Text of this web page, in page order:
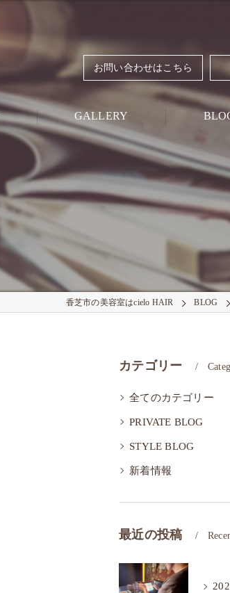
お問い合わせはこちら
GALLERY
Style Blog
PRIVATE
香芝市の美容室はcielo HAIR BLOG
カテゴリー
全てのカテゴリー
PRIVATE BLOG
STYLE BLOG
新着情報
最近の投稿